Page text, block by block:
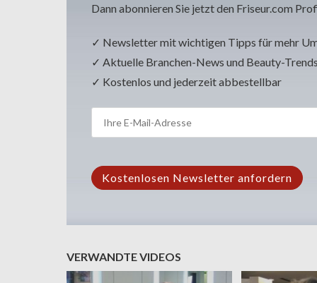
Dann abonnieren Sie jetzt den Friseur.com
✓ Newsletter mit wichtigen Tipps für mehr
✓ Aktuelle Branchen-News und Beauty-Trends
✓ Kostenlos und jederzeit abbestellbar
VERWANDTE VIDEOS